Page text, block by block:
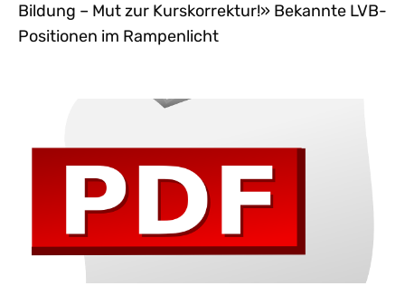
Bildung – Mut zur Kurskorrektur!» Bekannte LVB-
Positionen im Rampenlicht